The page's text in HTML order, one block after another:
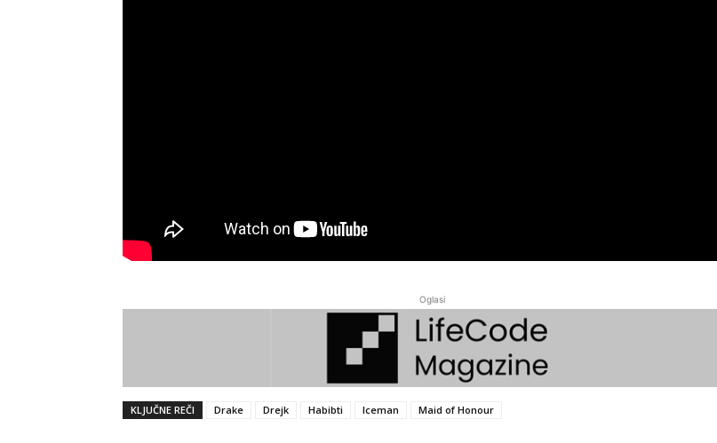
Oglasi
KLJUČNE REČI Drake Drejk Habibti Iceman Maid of Honour